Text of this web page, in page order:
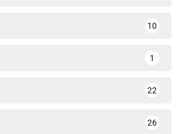
10
1
22
26